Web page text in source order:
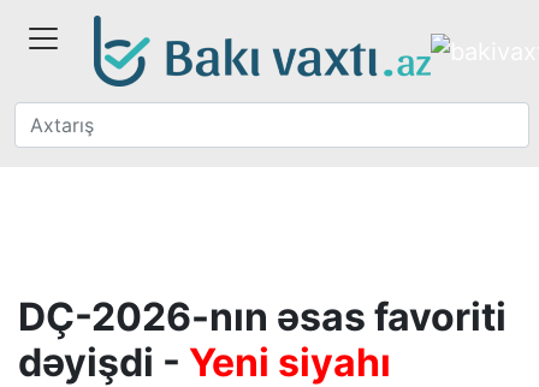
DÇ-2026-nın əsas favoriti
dəyişdi - Yeni siyahı